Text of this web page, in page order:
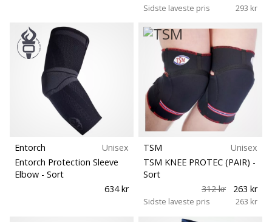
Sidste laveste pris 293 kr
Entorch
Unisex
Entorch Protection Sleeve
Elbow - Sort
634 kr
TSM
Unisex
TSM KNEE PROTEC (PAIR) -
Sort
312 kr
263 kr
Sidste laveste pris 263 kr